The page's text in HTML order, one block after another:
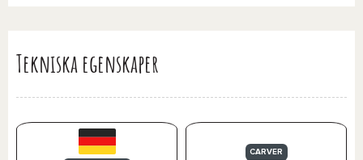
Tekniska egenskaper
CARVER